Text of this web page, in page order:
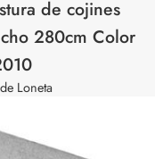
de cojines
280cm Color
Loneta